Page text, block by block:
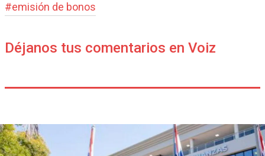
#emisión de bonos
Déjanos tus comentarios en Voiz